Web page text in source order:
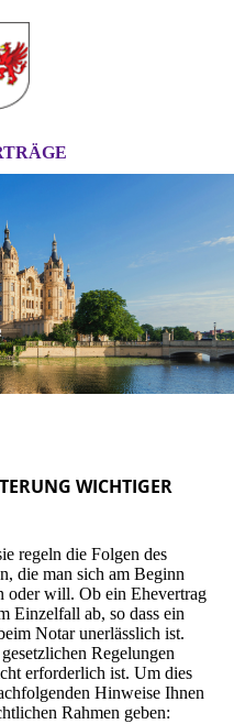
WICHTIGER
regeln die Folgen des
die man sich am Beginn
oder will. Ob ein Ehevertrag
Einzelfall ab, so dass ein
Notar unerlässlich ist.
Regelungen
erforderlich ist. Um dies
Hinweise Ihnen
Rahmen geben: